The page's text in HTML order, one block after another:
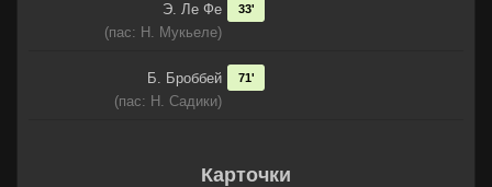
Э. Ле Фе
(пас: Н. Мукьеле)
33'
Б. Броббей
(пас: Н. Садики)
71'
Карточки